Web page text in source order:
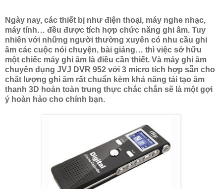
Ngày nay, các thiết bị như điện thoại, máy nghe nhạc,
máy tính… đều được tích hợp chức năng ghi âm. Tuy
nhiên với những người thường xuyên có nhu cầu ghi
âm các cuộc nói chuyện, bài giảng… thì việc sở hữu
một chiếc máy ghi âm là điều cần thiết. Và máy ghi âm
chuyên dụng JVJ DVR 952 với 3 micro tích hợp sẵn cho
chất lượng ghi âm rất chuẩn kèm khả năng tái tạo âm
thanh 3D hoàn toàn trung thực chắc chắn sẽ là một gợi
ý hoàn hảo cho chính bạn.